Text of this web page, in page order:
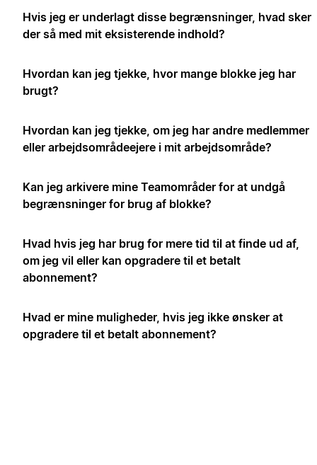
Hvis jeg er underlagt disse begrænsninger, hvad sker
der så med mit eksisterende indhold?
Hvordan kan jeg tjekke, hvor mange blokke jeg har
brugt?
Hvordan kan jeg tjekke, om jeg har andre medlemmer
eller arbejdsområdeejere i mit arbejdsområde?
Kan jeg arkivere mine Teamområder for at undgå
begrænsninger for brug af blokke?
Hvad hvis jeg har brug for mere tid til at finde ud af,
om jeg vil eller kan opgradere til et betalt
abonnement?
Hvad er mine muligheder, hvis jeg ikke ønsker at
opgradere til et betalt abonnement?